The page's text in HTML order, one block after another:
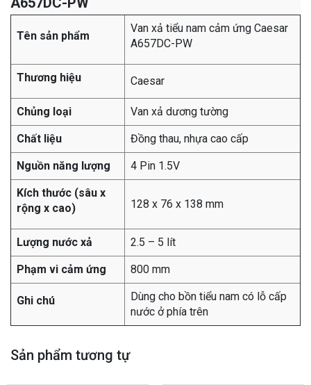
Tên sản phẩm
Van xả tiểu nam cảm ứng Caesar
A657DC-PW
Thương hiệu Caesar
Chủng loại Van xả dương tường
Chất liệu Đồng thau, nhựa cao cấp
Nguồn năng lượng 4 Pin 1.5V
Kích thước (sâu x
rộng x cao)
128 x 76 x 138 mm
Lượng nước xả 2.5 – 5 lít
Phạm vi cảm ứng 800 mm
Ghi chú
Dùng cho bồn tiểu nam có lỗ cấp
nước ở phía trên
Sản phẩm tương tự